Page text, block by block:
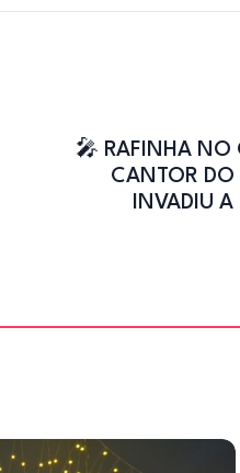
🎤 RAFINHA NO
CANTOR DO
INVADIU A